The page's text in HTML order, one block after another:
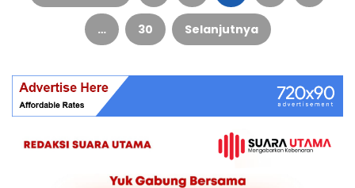
… 30 Selanjutnya